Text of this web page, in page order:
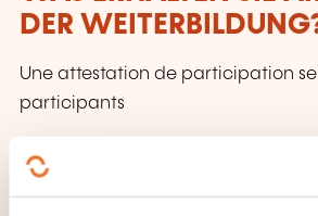
DER
Une attestation de participation
participants
WANN FINDET DER
TERMIN STATT?